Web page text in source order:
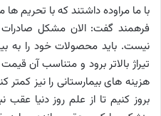
با ما مراوده داشتند که با تحریم
فرهمند گفت: الان مشکل صادرات
نیست. باید محصولات خود را به
تیراژ بالاتر برود و متناسب آن
هزینه های بیمارستانی را نیز کمتر
بروز کنیم تا از علم روز دنیا عقب